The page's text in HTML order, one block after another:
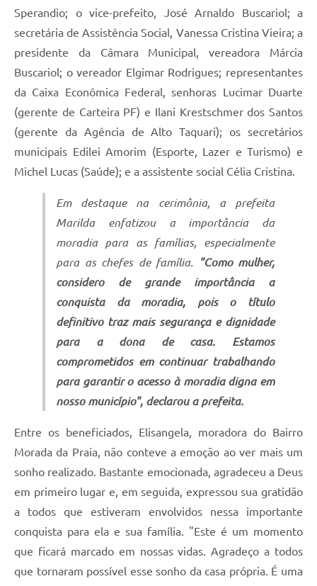
Sperandio; o vice-prefeito, José Arnaldo Buscariol; a
secretária de Assistência Social, Vanessa Cristina Vieira; a
presidente da Câmara Municipal, vereadora Márcia
Buscariol; o vereador Elgimar Rodrigues; representantes
da Caixa Econômica Federal, senhoras Lucimar Duarte
(gerente de Carteira PF) e Ilani Krestschmer dos Santos
(gerente da Agência de Alto Taquari); os secretários
municipais Edilei Amorim (Esporte, Lazer e Turismo) e
Michel Lucas (Saúde); e a assistente social Célia Cristina.
Em destaque na cerimônia, a prefeita
Marilda enfatizou a importância da
moradia para as famílias, especialmente
para as chefes de família.
"Como mulher,
considero de grande importância a
conquista da moradia, pois o título
definitivo traz mais segurança e dignidade
para a dona de casa. Estamos
comprometidos em continuar trabalhando
para garantir o acesso à moradia digna em
nosso município", declarou a prefeita.
Entre os beneficiados, Elisangela, moradora do Bairro
Morada da Praia, não conteve a emoção ao ver mais um
sonho realizado. Bastante emocionada, agradeceu a Deus
em primeiro lugar e, em seguida, expressou sua gratidão
a todos que estiveram envolvidos nessa importante
conquista para ela e sua família. "Este é um momento
que ficará marcado em nossas vidas. Agradeço a todos
que tornaram possível esse sonho da casa própria. É uma